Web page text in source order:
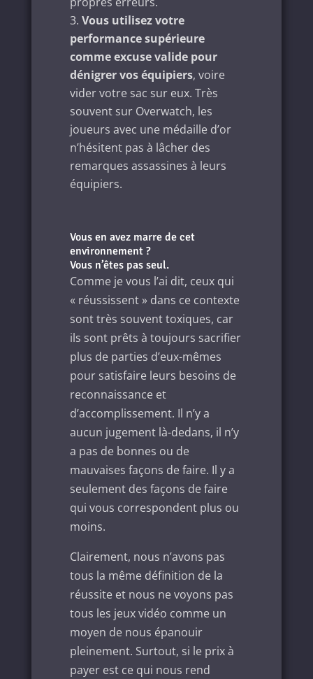
Vous utilisez votre
performance supérieure
comme excuse valide pour
dénigrer vos équipiers, voire
vider votre sac sur eux. Très
souvent sur Overwatch, les
joueurs avec une médaille d’or
n’hésitent pas à lâcher des
remarques assassines à leurs
équipiers.
Vous en avez marre de cet
environnement ?
Vous n’êtes pas seul.
Comme je vous l’ai dit, ceux qui
« réussissent » dans ce contexte
sont très souvent toxiques, car
ils sont prêts à toujours sacrifier
plus de parties d’eux-mêmes
pour satisfaire leurs besoins de
reconnaissance et
d’accomplissement. Il n’y a
aucun jugement là-dedans, il n’y
a pas de bonnes ou de
mauvaises façons de faire. Il y a
seulement des façons de faire
qui vous correspondent plus ou
moins.
Clairement, nous n’avons pas
tous la même définition de la
réussite et nous ne voyons pas
tous les jeux vidéo comme un
moyen de nous épanouir
pleinement. Surtout, si le prix à
payer est ce qui nous rend